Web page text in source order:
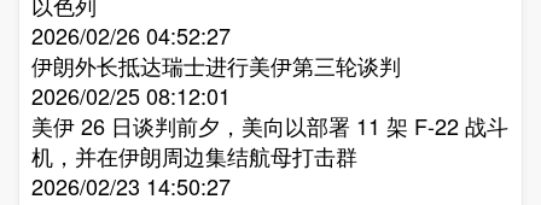
2026/02/26 04:52:27
伊朗外长抵达瑞士进行美伊第三轮谈判​
2026/02/25 08:12:01
美伊 26 日谈判前夕，美向以部署 11 架 F-22 战斗
机，并在伊朗周边集结航母打击群​
2026/02/23 14:50:27